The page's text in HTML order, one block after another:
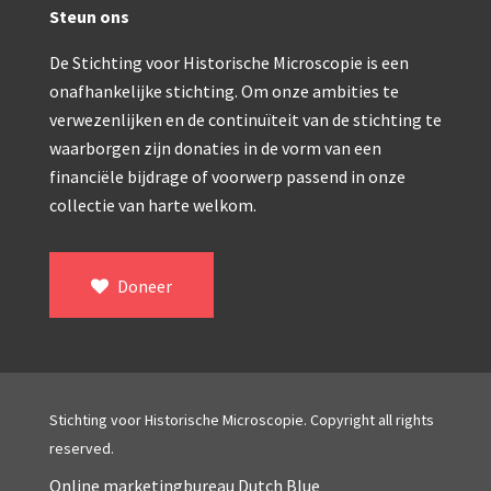
Seibert, ‘Stativ 3’ (1895-1900)
Watson & Sons, No. 1 ‘Van Heurck’ (ca. 1900)
Reichert (ca. 1925)
Troughton & Simms, McArthur type (1959-
Zeiss, type Ergaval (ca. 1970)
Steun ons
De Stichting voor Historische Microscopie is een
onafhankelijke stichting. Om onze ambities te
verwezenlijken en de continuïteit van de stichting te
waarborgen zijn donaties in de vorm van een
financiële bijdrage of voorwerp passend in onze
collectie van harte welkom.
Doneer
Stichting voor Historische Microscopie. Copyright all rights
reserved.
Online marketingbureau Dutch Blue